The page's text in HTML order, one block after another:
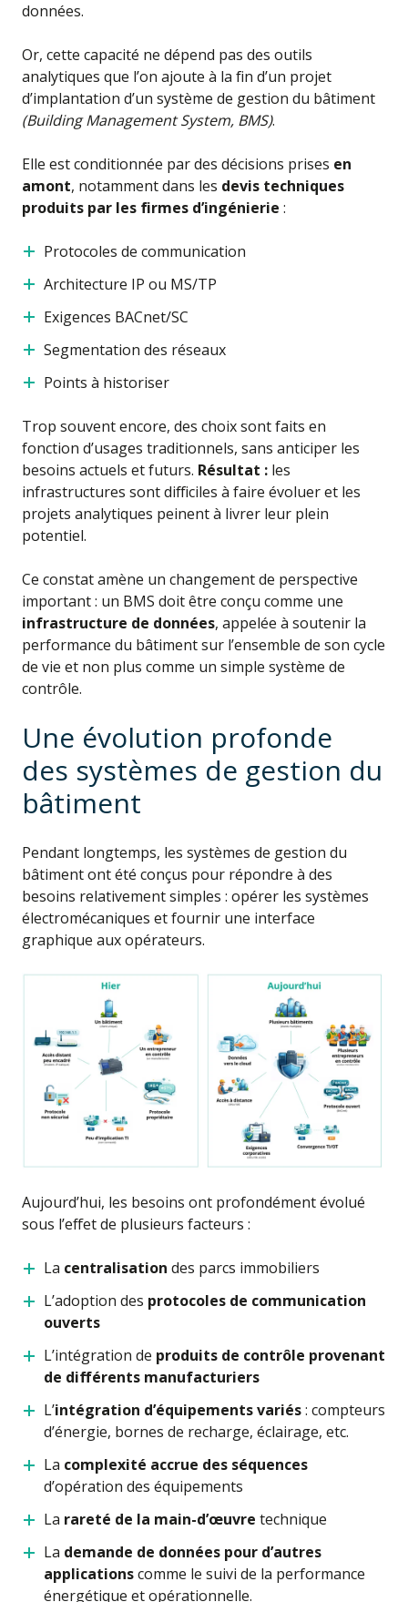
données.
Or, cette capacité ne dépend pas des outils
analytiques que l’on ajoute à la fin d’un projet
d’implantation d’un système de gestion du bâtiment
(Building Management System, BMS).
Elle est conditionnée par des décisions prises en
amont, notamment dans les devis techniques
produits par les firmes d’ingénierie :
Protocoles de communication
Architecture IP ou MS/TP
Exigences BACnet/SC
Segmentation des réseaux
Points à historiser
Trop souvent encore, des choix sont faits en
fonction d’usages traditionnels, sans anticiper les
besoins actuels et futurs. Résultat : les
infrastructures sont difficiles à faire évoluer et les
projets analytiques peinent à livrer leur plein
potentiel.
Ce constat amène un changement de perspective
important : un BMS doit être conçu comme une
infrastructure de données, appelée à soutenir la
performance du bâtiment sur l’ensemble de son cycle
de vie et non plus comme un simple système de
contrôle.
Une évolution profonde
des systèmes de gestion du
bâtiment
Pendant longtemps, les systèmes de gestion du
bâtiment ont été conçus pour répondre à des
besoins relativement simples : opérer les systèmes
électromécaniques et fournir une interface
graphique aux opérateurs.
Aujourd’hui, les besoins ont profondément évolué
sous l’effet de plusieurs facteurs :
La centralisation des parcs immobiliers
L’adoption des protocoles de communication
ouverts
L’intégration de produits de contrôle provenant
de différents manufacturiers
L’intégration d’équipements variés: compteurs
d’énergie, bornes de recharge, éclairage, etc.
La complexité accrue des séquences
d’opération des équipements
La rareté de la main-d’œuvre technique
La demande de données pour d’autres
applicationscomme le suivi de la performance
énergétique et opérationnelle.